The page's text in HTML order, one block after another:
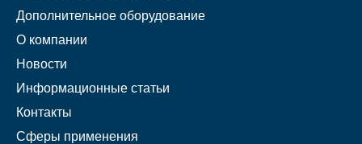
Дополнительное оборудование
О компании
Новости
Информационные статьи
Контакты
Сферы применения